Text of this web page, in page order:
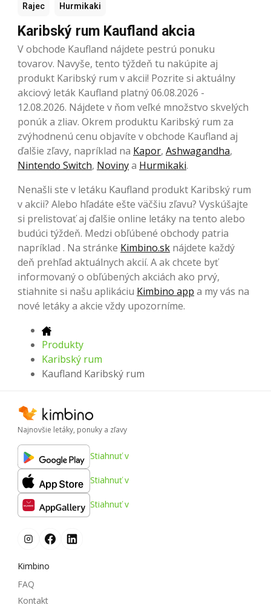
Rajec Hurmikaki
Karibský rum Kaufland akcia
V obchode Kaufland nájdete pestrú ponuku
tovarov. Navyše, tento týždeň tu nakúpite aj
produkt Karibský rum v akcii! Pozrite si aktuálny
akciový leták Kaufland platný 06.08.2026 -
12.08.2026. Nájdete v ňom veľké množstvo skvelých
ponúk a zliav. Okrem produktu Karibský rum za
zvýhodnenú cenu objavíte v obchode Kaufland aj
ďalšie zľavy, napríklad na Kapor, Ashwagandha,
Nintendo Switch, Novinya Hurmikaki.
Nenašli ste v letáku Kaufland produkt Karibský rum
v akcii? Alebo hľadáte ešte väčšiu zľavu? Vyskúšajte
si prelistovať aj ďalšie online letáky na tento alebo
budúci týždeň. Medzi obľúbené obchody patria
napríklad . Na stránke Kimbino.sk nájdete každý
deň prehľad aktuálnych akcií. A ak chcete byť
informovaný o obľúbených akciách ako prvý,
stiahnite si našu aplikáciu Kimbino app a my vás na
nové letáky a akcie vždy upozorníme.
Produkty
Karibský rum
Kaufland Karibský rum
Najnovšie letáky, ponuky a zľavy
Stiahnuť v
Stiahnuť v
Stiahnuť v
Kimbino
FAQ
Kontakt